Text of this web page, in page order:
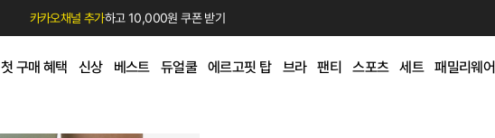
카카오채널 추가하고 10,000원 쿠폰 받기
첫 구매 혜택 신상 베스트 듀얼쿨 에르고핏 탑 브라 팬티 스포츠 세트 패밀리웨어